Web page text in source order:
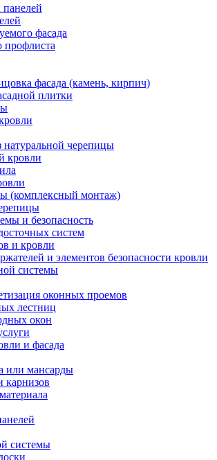
фасада
профлиста
фасада (камень, кирпич)
плитки
черепицы
кровли
(комплексный монтаж)
и безопасность
систем
и кровли
и элементов безопасности кровли
системы
оконных проемов
лестниц
окон
и фасада
или мансарды
системы